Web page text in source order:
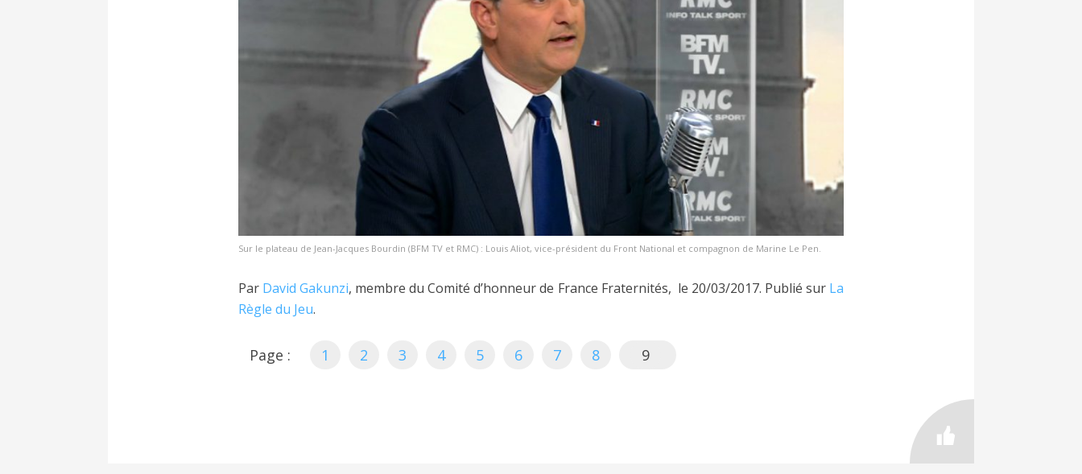
Sur le plateau de Jean-Jacques Bourdin (BFM TV et RMC) : Louis Aliot, vice-président du Front National et compagnon de Marine Le Pen.
Par David Gakunzi, membre du Comité d’honneur de France Fraternités, le 20/03/2017. Publié sur La
Règle du Jeu.
Page : 1 2 3 4 5 6 7 8 9